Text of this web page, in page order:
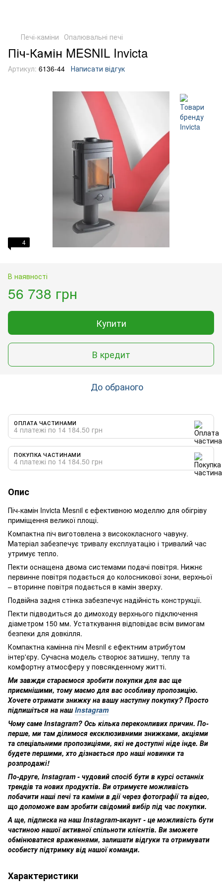
Печі-каміни Опалювальні печі
Піч-Камін MESNIL Invicta
Артикул: 6136-44 Написати відгук
4
В наявності
56 738 грн
Купити
В кредит
До обраного
ОПЛАТА ЧАСТИНАМИ
4 платежі по 14 184.50 грн
ПОКУПКА ЧАСТИНАМИ
4 платежі по 14 184.50 грн
Опис
Піч-камін Invicta Mesnil є ефективною моделлю для обігріву
приміщення великої площі.
Компактна піч виготовлена з висококласного чавуну.
Матеріал забезпечує тривалу експлуатацію і тривалий час
утримує тепло.
Пекти оснащена двома системами подачі повітря. Нижнє
первинне повітря подається до колосникової зони, верхньої
– вторинне повітря подається в камін зверху.
Подвійна задня стінка забезпечує надійність конструкції.
Пекти підводиться до димоходу верхнього підключення
діаметром 150 мм. Устаткування відповідає всім вимогам
безпеки для довкілля.
Компактна камінна піч Mesnil є ефектним атрибутом
інтер'єру. Сучасна модель створює затишну, теплу та
комфортну атмосферу у повсякденному житті.
Ми завжди стараємося зробити покупки для вас ще
приємнішими, тому маємо для вас особливу пропозицію.
Хочете отримати знижку на вашу наступну покупку? Просто
підпишіться на наш Instagram
Чому саме Instagram? Ось кілька переконливих причин. По-
перше, ми там ділимося ексклюзивними знижками, акціями
та спеціальними пропозиціями, які не доступні ніде інде. Ви
будете першими, хто дізнається про наші новинки та
розпродажі!
По-друге, Instagram - чудовий спосіб бути в курсі останніх
трендів та нових продуктів. Ви отримуєте можливість
побачити наші печі та каміни в дії через фотографії та відео,
що допоможе вам зробити свідомий вибір під час покупки.
А ще, підписка на наш Instagram-акаунт - це можливість бути
частиною нашої активної спільноти клієнтів. Ви зможете
обмінюватися враженнями, залишати відгуки та отримувати
особисту підтримку від нашої команди.
Характеристики